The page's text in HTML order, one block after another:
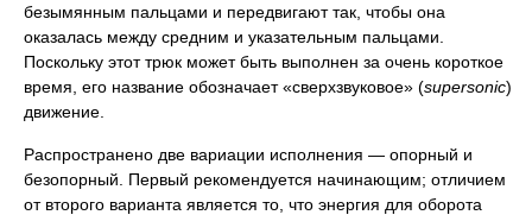
безымянным пальцами и передвигают так, чтобы она
оказалась между средним и указательным пальцами.
Поскольку этот трюк может быть выполнен за очень короткое
время, его название обозначает «сверхзвуковое» (supersonic)
движение.
Распространено две вариации исполнения — опорный и
безопорный. Первый рекомендуется начинающим; отличием
от второго варианта является то, что энергия для оборота